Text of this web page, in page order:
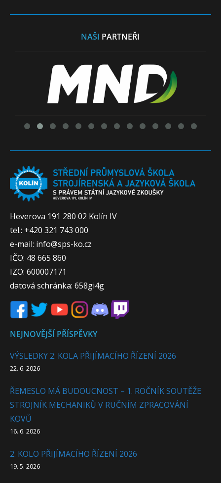
NAŠI PARTNEŘI
Heverova 191 280 02 Kolín IV
tel.: +420 321 743 000
e-mail: info@sps-ko.cz
IČO: 48 665 860
IZO: 600007171
datová schránka: 658gi4g
NEJNOVĚJŠÍ PŘÍSPĚVKY
VÝSLEDKY 2. KOLA PŘIJÍMACÍHO ŘÍZENÍ 2026
22. 6. 2026
ŘEMESLO MÁ BUDOUCNOST – 1. ROČNÍK SOUTĚŽE
STROJNÍK MECHANIKŮ V RUČNÍM ZPRACOVÁNÍ
KOVŮ
16. 6. 2026
2. KOLO PŘIJÍMACÍHO ŘÍZENÍ 2026
19. 5. 2026